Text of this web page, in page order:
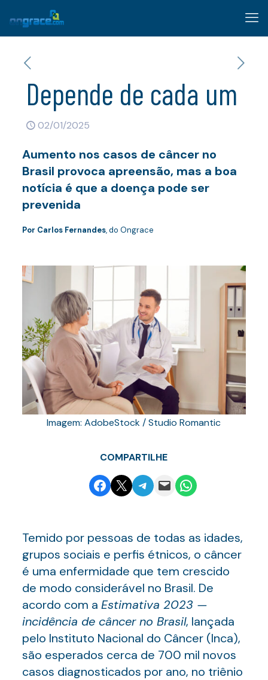
Depende de cada um
02/01/2025
Aumento nos casos de câncer no
Brasil provoca apreensão, mas a boa
notícia é que a doença pode ser
prevenida
Por Carlos Fernandes, do Ongrace
Imagem: AdobeStock / Studio Romantic
COMPARTILHE
Share on Facebook
Email this PageShare on Telegram
Email this PageShare on WhatsApp
Temido por pessoas de todas as idades,
grupos sociais e perfis étnicos, o câncer
é uma enfermidade que tem crescido
de modo considerável no Brasil. De
acordo com a Estimativa 2023 —
incidência de câncer no Brasil, lançada
pelo Instituto Nacional do Câncer (Inca),
são esperados cerca de 700 mil novos
casos diagnosticados por ano, no triênio